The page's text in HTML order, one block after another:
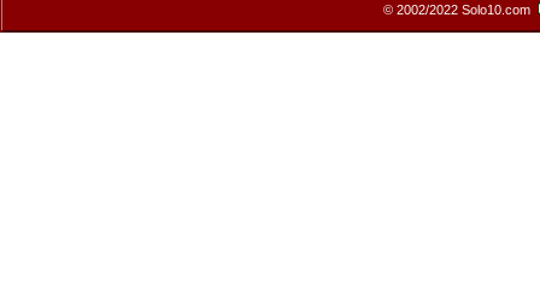
© 2002/2022 Solo10.com